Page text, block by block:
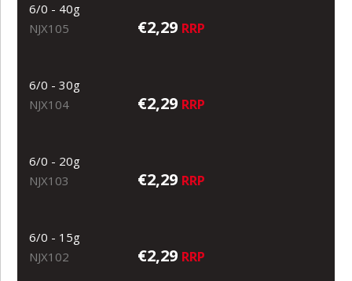
6/0 - 40g
NJX105
€2,29 RRP
6/0 - 30g
NJX104
€2,29 RRP
6/0 - 20g
NJX103
€2,29 RRP
6/0 - 15g
NJX102
€2,29 RRP